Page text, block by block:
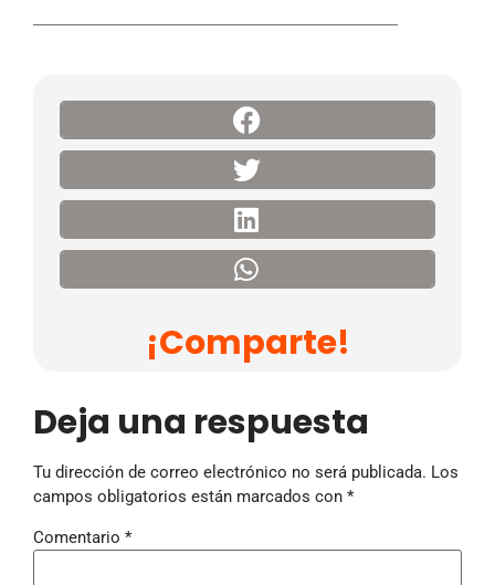
――――――――――――――――――――――
¡Comparte!
Deja una respuesta
Tu dirección de correo electrónico no será publicada. Los
campos obligatorios están marcados con *
Comentario *